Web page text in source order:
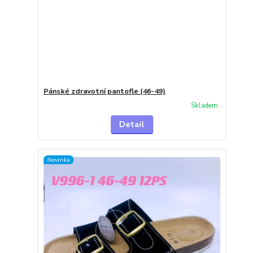
Pánské zdravotní pantofle (46-49)
Skladem
Detail
Novinka